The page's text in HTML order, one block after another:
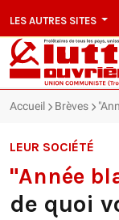
LES AUTRES SITES
Accueil Brèves
LEUR SOCIÉTÉ
"Année
de quoi